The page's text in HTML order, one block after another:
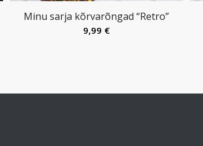
Minu sarja kõrvarõngad “Retro”
9,99 €